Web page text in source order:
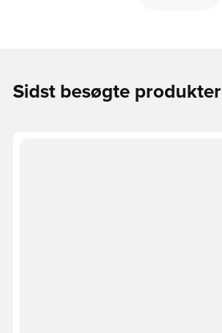
Sidst besøgte produkter